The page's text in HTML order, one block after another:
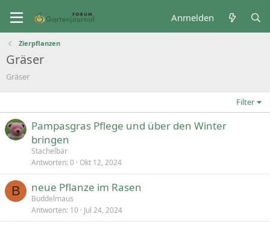
Anmelden
Zierpflanzen
Gräser
Gräser
Filter
Pampasgras Pflege und über den Winter
bringen
Stachelbär
Antworten 0 Okt 12, 2024
B neue Pflanze im Rasen
Buddelmaus
Antworten 10 Jul 24, 2024